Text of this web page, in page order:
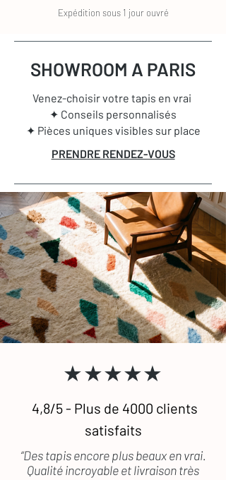
Expédition sous 1 jour ouvré
SHOWROOM A PARIS
Venez-choisir votre tapis en vrai
✦ Conseils personnalisés
✦ Pièces uniques visibles sur place
PRENDRE RENDEZ-VOUS
★★★★★
4,8/5 - Plus de 4000 clients
satisfaits
“Des tapis encore plus beaux en vrai.
Qualité incroyable et livraison très